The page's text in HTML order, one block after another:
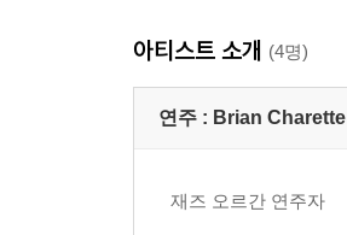
아티스트 소개 (4명)
연주 : Brian Charette
재즈 오르간 연주자